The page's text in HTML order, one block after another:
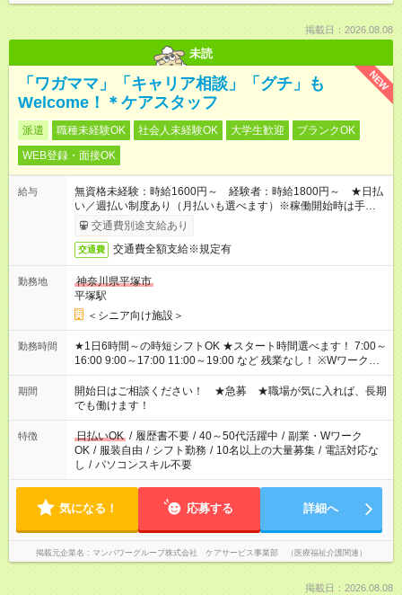
掲載日：2026.08.08
未読
NEW
「ワガママ」「キャリア相談」「グチ」も
Welcome！＊ケアスタッフ
派遣 職種未経験OK 社会人未経験OK 大学生歓迎
ブランクOK
WEB登録・面接OK
給与
無資格未経験：時給1600円～ 経験者：時給1800円～ ★日払
い／週払い制度あり（月払いも選べます）※稼働開始時は手続き
完了次第のお支払いとなります。
交通費別途支給あり
交通費 交通費全額支給※規定有
勤務地
神奈川県平塚市
平塚駅
＜シニア向け施設＞
勤務時間
★1日6時間～の時短シフトOK ★スタート時間選べます！ 7:00～
16:00 9:00～17:00 11:00～19:00 など 残業なし！ ※Wワークの
場合、他のお仕事と合わせ週40時間超の就業はご案内できませ
ん ※法令に基づき、週20時間以上勤務は社会保険への加入対象
となります ※労働者派遣法（日雇い派遣の原則禁止）により、
短時間・短期間の就業はご案内が難しい場合があります
期間
開始日はご相談ください！ ★急募 ★職場が気に入れば、長期
でも働けます！
特徴 日払いOK / 履歴書不要 / 40～50代活躍中 / 副業・Wワーク
OK / 服装自由 / シフト勤務 / 10名以上の大量募集 / 電話対応な
し / パソコンスキル不要
気になる！ 応募する 詳細へ
掲載元企業名 マンパワーグループ株式会社 ケアサービス事業部 （医療福祉介護関連）
掲載日：2026.08.08